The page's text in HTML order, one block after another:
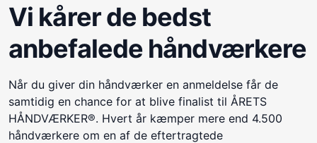
Vi kårer de bedst
anbefalede håndværkere
Når du giver din håndværker en anmeldelse får de
samtidig en chance for at blive finalist til ÅRETS
HÅNDVÆRKER®. Hvert år kæmper mere end 4.500
håndværkere om en af de eftertragtede